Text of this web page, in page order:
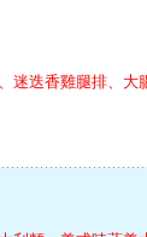
迷迭香雞腿排、大